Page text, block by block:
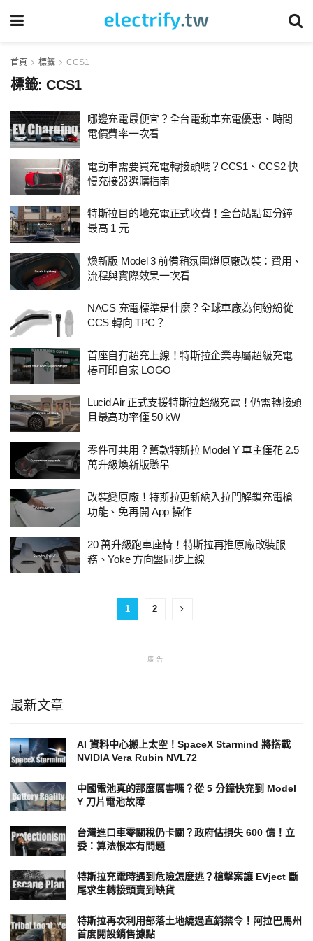
首頁 標籤 CCS1
標籤:CCS1
哪邊充電最便宜？全台電動車充電優惠、時間
電價費率一次看
電動車需要買充電轉接頭嗎？CCS1、CCS2 快
慢充接器選購指南
特斯拉目的地充電正式收費！全台站點每分鐘
最高 1 元
煥新版 Model 3 前備箱氛圍燈原廠改裝：費用、
流程與實際效果一次看
NACS 充電標準是什麼？全球車廠為何紛紛從
CCS 轉向 TPC？
首座自有超充上線！特斯拉企業專屬超級充電
樁可印自家 LOGO
Lucid Air 正式支援特斯拉超級充電！仍需轉接頭
且最高功率僅 50 kW
零件可共用？舊款特斯拉 Model Y 車主僅花 2.5
萬升級煥新版懸吊
改裝變原廠！特斯拉更新納入拉門解鎖充電槍
功能、免再開 App 操作
20 萬升級跑車座椅！特斯拉再推原廠改裝服
務、Yoke 方向盤同步上線
1 2
廣告
最新文章
AI 資料中心搬上太空！SpaceX Starmind 將搭載
NVIDIA Vera Rubin NVL72
中國電池真的那麼厲害嗎？從 5 分鐘快充到 Model
Y 刀片電池故障
台灣進口車零關稅仍卡關？政府估損失 600 億！立
委：算法根本有問題
特斯拉充電時遇到危險怎麼逃？槍擊案讓 EVject 斷
尾求生轉接頭賣到缺貨
特斯拉再次利用部落土地繞過直銷禁令！阿拉巴馬州
首度開設銷售據點